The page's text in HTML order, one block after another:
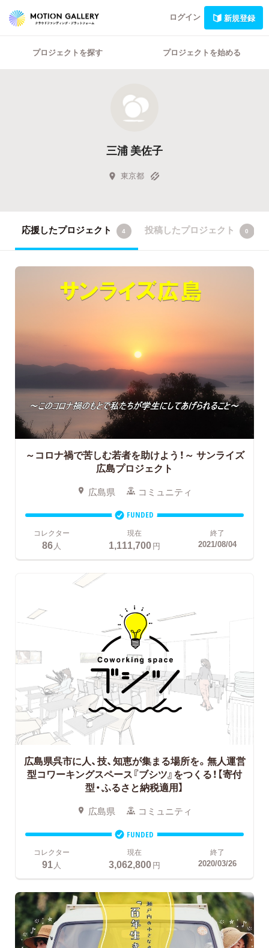
ログイン 新規登録
プロジェクトを探す プロジェクトを始める
三浦 美佐子
東京都
応援したプロジェクト 4 投稿したプロジェクト 0
～コロナ禍で苦しむ若者を助けよう！～ サンライズ
広島プロジェクト
広島県 コミュニティ
FUNDED
コレクター
86 人
現在
1,111,700円
終了
2021/08/04
広島県呉市に人、技、知恵が集まる場所を。無人運営
型コワーキングスペース『ブシツ』をつくる！【寄付
型・ふるさと納税適用】
広島県 コミュニティ
FUNDED
コレクター
91人
現在
3,062,800円
終了
2020/03/26